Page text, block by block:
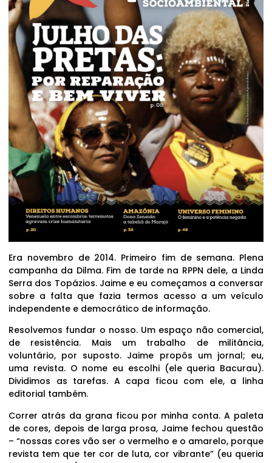
Era novembro de 2014. Primeiro fim de semana. Plena
campanha da Dilma. Fim de tarde na RPPN dele, a Linda
Serra dos Topázios. Jaime e eu começamos a conversar
sobre a falta que fazia termos acesso a um veículo
independente e democrático de informação.
Resolvemos fundar o nosso. Um espaço não comercial,
de resistência. Mais um trabalho de militância,
voluntário, por suposto. Jaime propôs um jornal; eu,
uma revista. O nome eu escolhi (ele queria Bacurau).
Dividimos as tarefas. A capa ficou com ele, a linha
editorial também.
Correr atrás da grana ficou por minha conta. A paleta
de cores, depois de larga prosa, Jaime fechou questão
– “nossas cores vão ser o vermelho e o amarelo, porque
revista tem que ter cor de luta, cor vibrante” (eu queria